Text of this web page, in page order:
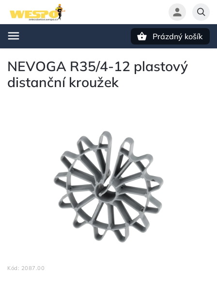
Prázdný košík
NEVOGA R35/4-12 plastový
distanční kroužek
Kód: 2087.00